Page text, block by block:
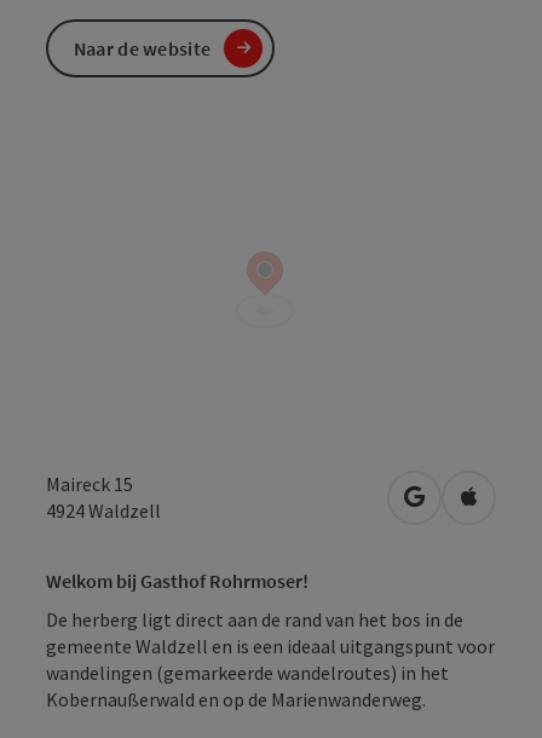
Maireck 15
4924Waldzell Openen in
Welkom bij Gasthof Rohrmoser!
De herberg ligt direct aan de rand van het bos in de
gemeente Waldzell en is een ideaal uitgangspunt voor
wandelingen (gemarkeerde wandelroutes) in het
Kobernaußerwald en op de Marienwanderweg.
Naar de website